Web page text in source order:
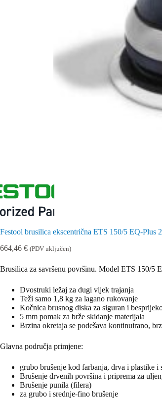
Festool brusilica ekscentrična ETS 150/5 EQ-Plus
664,46 € (PDV uključen)
Brusilica za savršenu površinu. Model ETS 150/5
Dvostruki ležaj za dugi vijek trajanja
Teži samo 1,8 kg za lagano rukovanje
Kočnica brusnog diska za siguran i
5 mm pomak za brže skidanje materijala
Brzina okretaja se podešava kontinuirano,
Glavna područja primjene:
grubo brušenje kod farbanja, drva i plastike i
Brušenje drvenih površina i priprema za
Brušenje punila (filera)
za grubo i srednje-fino brušenje